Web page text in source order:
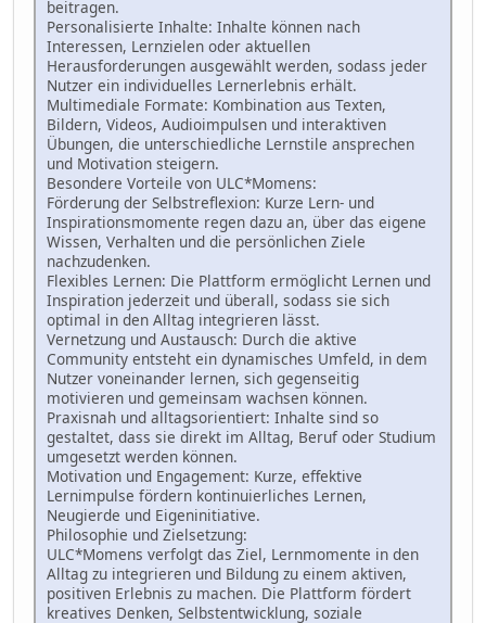
beitragen.
Personalisierte Inhalte: Inhalte können nach
Interessen, Lernzielen oder aktuellen
Herausforderungen ausgewählt werden, sodass jeder
Nutzer ein individuelles Lernerlebnis erhält.
Multimediale Formate: Kombination aus Texten,
Bildern, Videos, Audioimpulsen und interaktiven
Übungen, die unterschiedliche Lernstile ansprechen
und Motivation steigern.
Besondere Vorteile von ULC*Momens:
Förderung der Selbstreflexion: Kurze Lern- und
Inspirationsmomente regen dazu an, über das eigene
Wissen, Verhalten und die persönlichen Ziele
nachzudenken.
Flexibles Lernen: Die Plattform ermöglicht Lernen und
Inspiration jederzeit und überall, sodass sie sich
optimal in den Alltag integrieren lässt.
Vernetzung und Austausch: Durch die aktive
Community entsteht ein dynamisches Umfeld, in dem
Nutzer voneinander lernen, sich gegenseitig
motivieren und gemeinsam wachsen können.
Praxisnah und alltagsorientiert: Inhalte sind so
gestaltet, dass sie direkt im Alltag, Beruf oder Studium
umgesetzt werden können.
Motivation und Engagement: Kurze, effektive
Lernimpulse fördern kontinuierliches Lernen,
Neugierde und Eigeninitiative.
Philosophie und Zielsetzung:
ULC*Momens verfolgt das Ziel, Lernmomente in den
Alltag zu integrieren und Bildung zu einem aktiven,
positiven Erlebnis zu machen. Die Plattform fördert
kreatives Denken, Selbstentwicklung, soziale